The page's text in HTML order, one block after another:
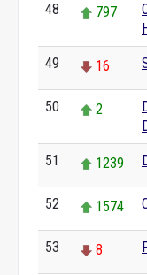
48 797
49 16
50 2
51 1239
52 1574
53 8